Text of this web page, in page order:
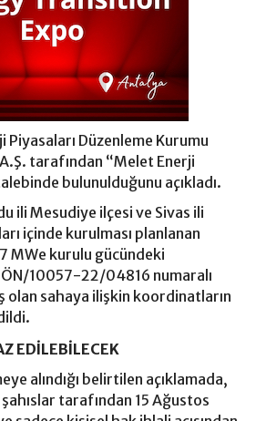
Piyasaları Düzenleme Kurumu
tarafından “Melet Enerji
bulunulduğunu açıkladı.
ili Mesudiye ilçesi ve Sivas ili
içinde kurulması planlanan
kurulu gücündeki
10057-22/04816 numaralı
olan sahaya ilişkin koordinatların
EDİLEBİLECEK
alındığı belirtilen açıklamada,
tarafından 15 Ağustos